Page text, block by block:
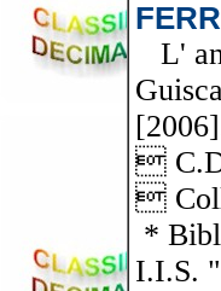
L'


*
I.I.S.